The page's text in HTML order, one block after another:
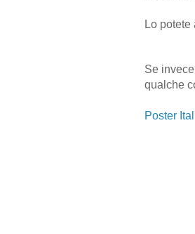
Lo potete
Se
qualche
Poster